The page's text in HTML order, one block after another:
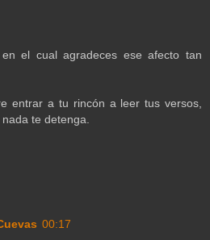
en el cual agradeces ese afecto tan
entrar a tu rincón a leer tus versos,
te detenga.
00:17